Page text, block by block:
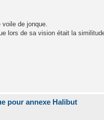
voile de jonque.
lors de sa vision était la
pour annexe Halibut